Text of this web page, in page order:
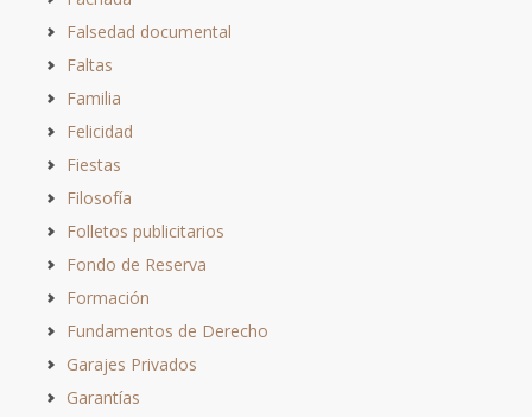
Falsedad documental
Faltas
Familia
Felicidad
Fiestas
Filosofía
Folletos publicitarios
Fondo de Reserva
Formación
Fundamentos de Derecho
Garajes Privados
Garantías